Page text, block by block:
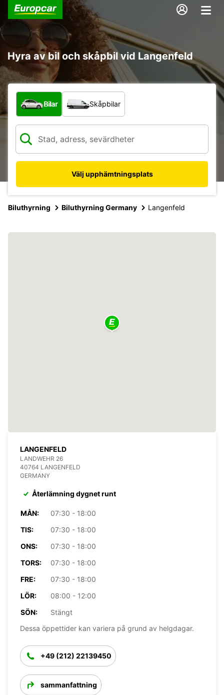
Hyra av bil och skåpbil vid Langenfeld
Vilken typ av fordon?
Bilar Skåpbilar
Välj upphämtningsplats
Biluthyrning Biluthyrning Germany Langenfeld
LANGENFELD
LANDWEHR 26
40764 LANGENFELD
GERMANY
Återlämning dygnet runt
MÅN:
07:30 - 18:00
TIS:
07:30 - 18:00
ONS:
07:30 - 18:00
TORS:
07:30 - 18:00
FRE:
07:30 - 18:00
LÖR:
08:00 - 12:00
SÖN:
Stängt
Dessa öppettider kan variera på grund av helgdagar.
+49 (212) 22139450
sammanfattning